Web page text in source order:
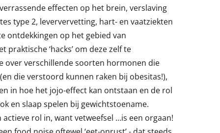
effecten op het brein, verslaving
type 2, leververvetting, hart- en vaatziekten
ontdekkingen op het gebied van
‘hacks’ om deze zelf te
over verschillende soorten hormonen die
die verstoord kunnen raken bij obesitas!),
in hoe het jojo-effect kan ontstaan en de rol
en slaap spelen bij gewichtstoename.
rol in, want vetweefsel …is een orgaan!